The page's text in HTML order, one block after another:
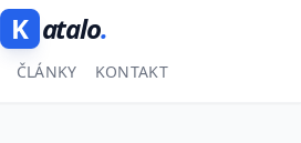
K atalo.
ČLÁNKY KONTAKT